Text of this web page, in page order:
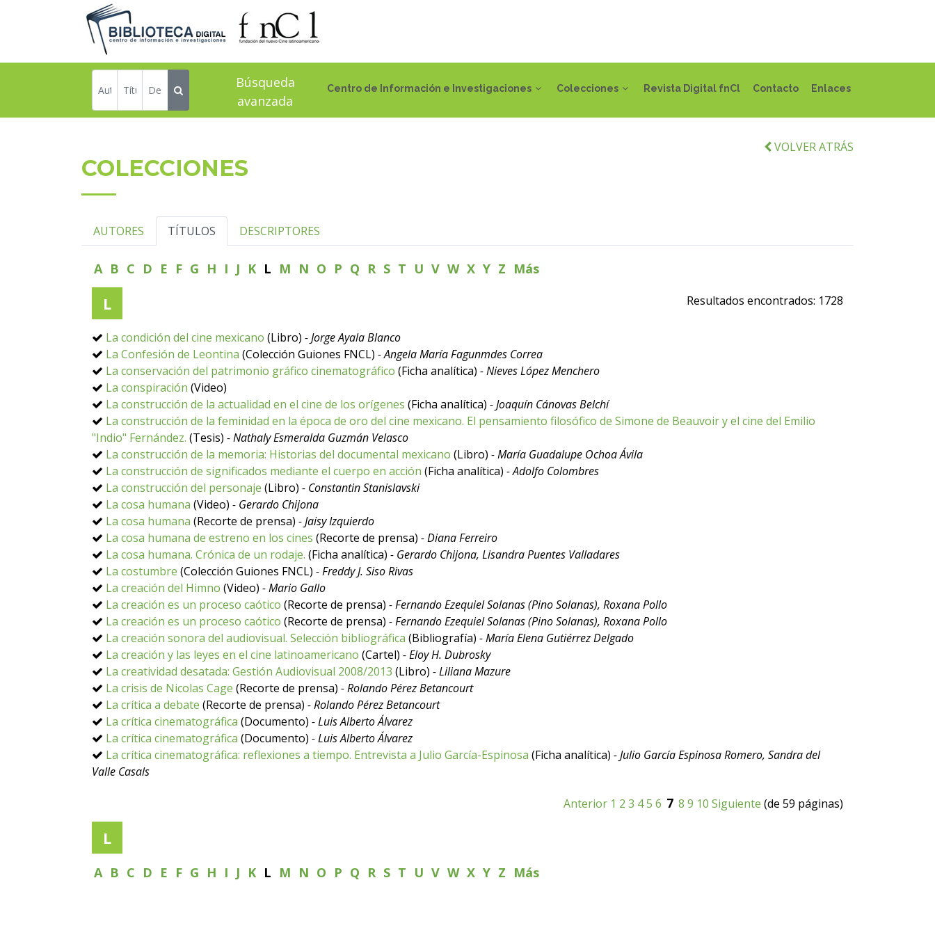
Centro de Información e Investigaciones Colecciones Revista Digital fnCl Contacto Enlaces
Búsqueda
avanzada
VOLVER ATRÁS
COLECCIONES
AUTORES TÍTULOS DESCRIPTORES
A B C D E F G H I J K L M N O P Q R S T U V W X Y Z Más
L Resultados encontrados: 1728
La condición del cine mexicano (Libro) - Jorge Ayala Blanco
La Confesión de Leontina (Colección Guiones FNCL) - Angela María Fagunmdes Correa
La conservación del patrimonio gráfico cinematográfico (Ficha analítica) - Nieves López Menchero
La conspiración (Video)
La construcción de la actualidad en el cine de los orígenes (Ficha analítica) - Joaquín Cánovas Belchí
La construcción de la feminidad en la época de oro del cine mexicano. El pensamiento filosófico de Simone de Beauvoir y el cine del Emilio
"Indio" Fernández. (Tesis) - Nathaly Esmeralda Guzmán Velasco
La construcción de la memoria: Historias del documental mexicano (Libro) - María Guadalupe Ochoa Ávila
La construcción de significados mediante el cuerpo en acción (Ficha analítica) - Adolfo Colombres
La construcción del personaje (Libro) - Constantin Stanislavski
La cosa humana (Video) - Gerardo Chijona
La cosa humana (Recorte de prensa) - Jaisy Izquierdo
La cosa humana de estreno en los cines (Recorte de prensa) - Diana Ferreiro
La cosa humana. Crónica de un rodaje. (Ficha analítica) - Gerardo Chijona, Lisandra Puentes Valladares
La costumbre (Colección Guiones FNCL) - Freddy J. Siso Rivas
La creación del Himno (Video) - Mario Gallo
La creación es un proceso caótico (Recorte de prensa) - Fernando Ezequiel Solanas (Pino Solanas), Roxana Pollo
La creación es un proceso caótico (Recorte de prensa) - Fernando Ezequiel Solanas (Pino Solanas), Roxana Pollo
La creación sonora del audiovisual. Selección bibliográfica (Bibliografía) - María Elena Gutiérrez Delgado
La creación y las leyes en el cine latinoamericano (Cartel) - Eloy H. Dubrosky
La creatividad desatada: Gestión Audiovisual 2008/2013 (Libro) - Liliana Mazure
La crisis de Nicolas Cage (Recorte de prensa) - Rolando Pérez Betancourt
La crítica a debate (Recorte de prensa) - Rolando Pérez Betancourt
La crítica cinematográfica (Documento) - Luis Alberto Álvarez
La crítica cinematográfica (Documento) - Luis Alberto Álvarez
La crítica cinematográfica: reflexiones a tiempo. Entrevista a Julio García-Espinosa (Ficha analítica) - Julio García Espinosa Romero, Sandra del
Valle Casals
Anterior 1 2 3 45 6 7 8 9 10 Siguiente (de 59 páginas)
L
A B C D E F G H I J K L M N O P Q R S T U V W X Y Z Más